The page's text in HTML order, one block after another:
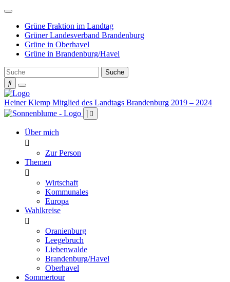
Weiter
Inhalt
Grüne Fraktion im Landtag
Grüner Landesverband Brandenburg
Grüne in Oberhavel
Grüne in Brandenburg/Havel
Heiner Klemp Mitglied des Landtags Brandenburg 2019 – 2024
Über mich
Zur Person
Themen
Wirtschaft
Kommunales
Europa
Wahlkreise
Oranienburg
Leegebruch
Liebenwalde
Brandenburg/Havel
Oberhavel
Sommertour